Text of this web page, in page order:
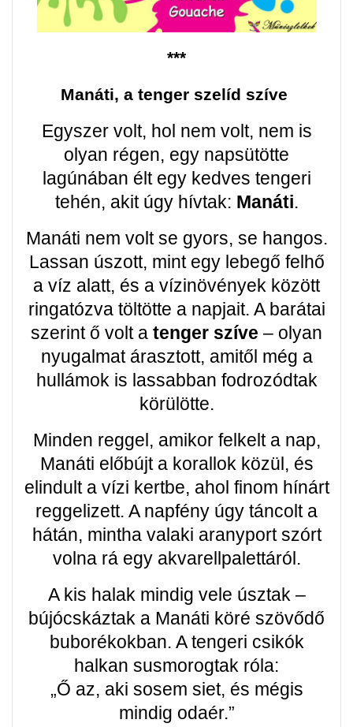
***
Manáti, a tenger szelíd szíve
Egyszer volt, hol nem volt, nem is
olyan régen, egy napsütötte
lagúnában élt egy kedves tengeri
tehén, akit úgy hívtak: Manáti.
Manáti nem volt se gyors, se hangos.
Lassan úszott, mint egy lebegő felhő
a víz alatt, és a vízinövények között
ringatózva töltötte a napjait. A barátai
szerint ő volt a tenger szíve – olyan
nyugalmat árasztott, amitől még a
hullámok is lassabban fodrozódtak
körülötte.
Minden reggel, amikor felkelt a nap,
Manáti előbújt a korallok közül, és
elindult a vízi kertbe, ahol finom hínárt
reggelizett. A napfény úgy táncolt a
hátán, mintha valaki aranyport szórt
volna rá egy akvarellpalettáról.
A kis halak mindig vele úsztak –
bújócskáztak a Manáti köré szövődő
buborékokban. A tengeri csikók
halkan susmorogtak róla:
„Ő az, aki sosem siet, és mégis
mindig odaér.”